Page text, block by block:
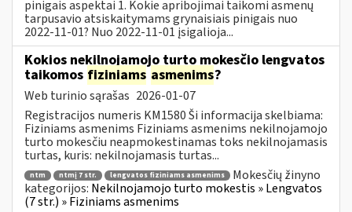
pinigais aspektai 1. Kokie apribojimai taikomi asmenų
tarpusavio atsiskaitymams grynaisiais pinigais nuo
2022-11-01? Nuo 2022-11-01 įsigalioja...
Kokios nekilnojamojo turto mokesčio lengvatos
taikomos fiziniams asmenims?
Web turinio sąrašas 2026-01-07
Registracijos numeris KM1580 Ši informacija skelbiama:
Fiziniams asmenims Fiziniams asmenims nekilnojamojo
turto mokesčiu neapmokestinamas toks nekilnojamasis
turtas, kuris: nekilnojamasis turtas...
ntm ntmį 7 str. lengvatos fiziniams asmenims
Mokesčių žinyno
kategorijos: Nekilnojamojo turto mokestis » Lengvatos
(7 str.) » Fiziniams asmenims